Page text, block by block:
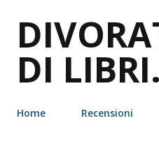
DI LIBRI.
Home Recensioni